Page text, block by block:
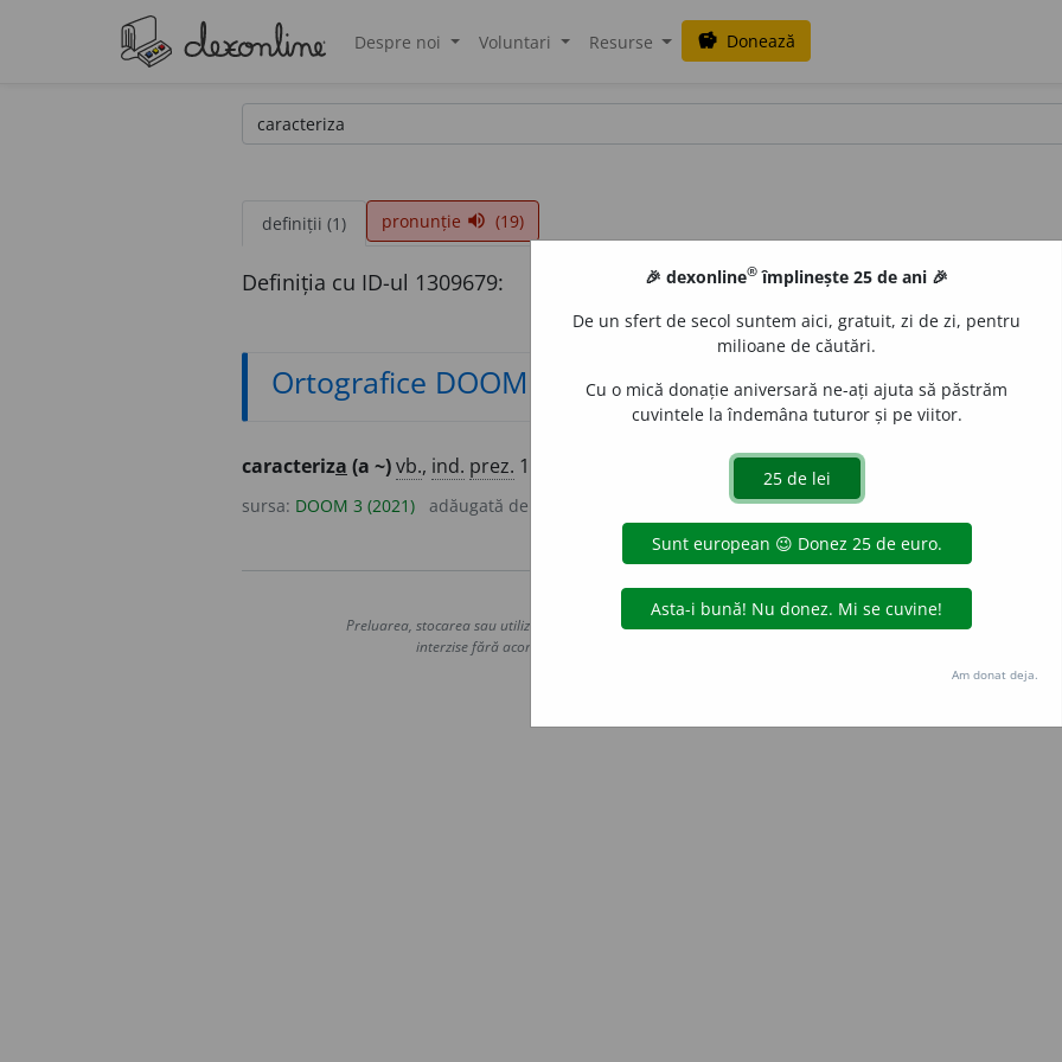
Despre noi Voluntari Resurse savings Donează
definiții (1) pronunție volume_up (19)
Definiția cu ID-ul 1309679:
Ortografice DOOM
caracteriza (a ~)vb., ind. prez. 1 caracterizează;conj.prez.
sursa: DOOM 3 (2021) adăugată de
Copyright © 2004-2026 dexonline (https://dexonline.ro)
Preluarea, stocarea sau utilizarea datelor de pe acest site, inclusiv prin orice metode de extragere automată
interzise fără acordul nostru prealabil scris, cu excepția seturilor de date oferite oficial spre utilizare
Hosterion
🎉 dexonline® împlinește 25 de ani 🎉
De un sfert de secol suntem aici, gratuit, zi de zi, pentru
milioane de căutări.
Cu o mică donație aniversară ne-ați ajuta să păstrăm
cuvintele la îndemâna tuturor și pe viitor.
Am donat deja.